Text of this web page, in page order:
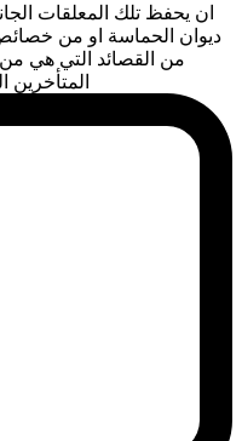
ان يحفظ تلك المعلقات
ديوان الحماسة او من
من القصائد التي هي من
المتأخرين